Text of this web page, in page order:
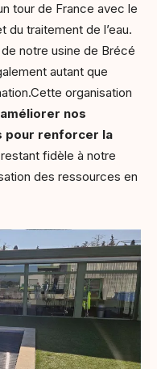
tour de France avec le
du traitement de l’eau.
notre usine de Brécé
autant que
organisation
améliorer nos
pour renforcer la
fidèle à notre
des ressources en